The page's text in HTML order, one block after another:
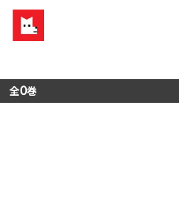
全0巻